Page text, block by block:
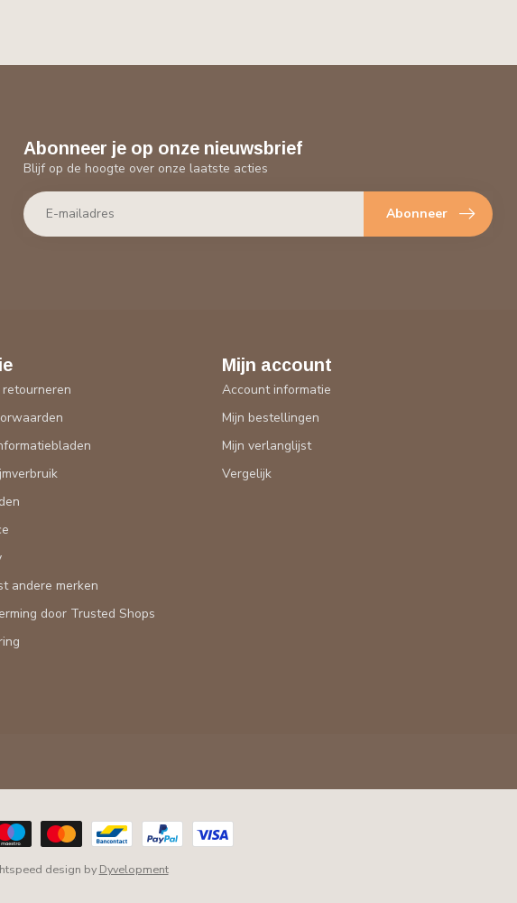
Abonneer je op onze nieuwsbrief
Blijf op de hoogte over onze laatste acties
Abonneer
andere merken
door Trusted Shops
Mijn account
Account informatie
Mijn bestellingen
Mijn verlanglijst
Vergelijk
design by Dyvelopment